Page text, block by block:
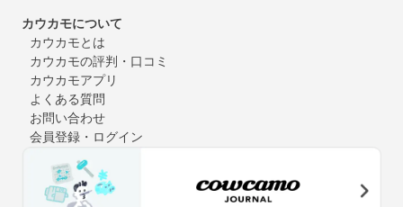
カウカモについて
カウカモとは
カウカモの評判・口コミ
カウカモアプリ
よくある質問
お問い合わせ
会員登録・ログイン